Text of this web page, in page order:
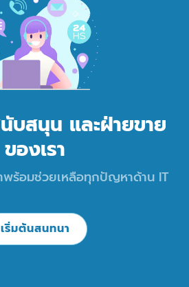
บสนุน และฝ่ายขาย
ของเรา
พร้อมช่วยเหลือทุกปัญหาด้าน IT
เริ่มต้นสนทนา